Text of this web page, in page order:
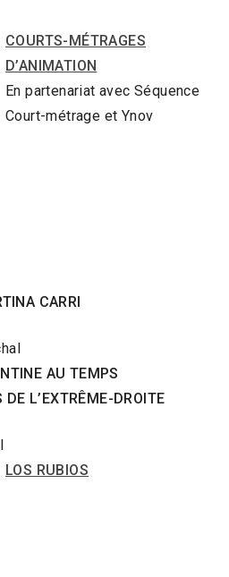
COURTS-MÉTRAGES
D’ANIMATION
En partenariat avec Séquence
Court-métrage et Ynov
CARRI
AU TEMPS
L’EXTRÊME-DROITE
LOS RUBIOS